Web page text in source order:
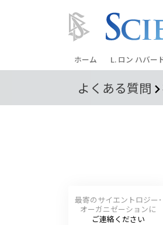
ホーム L. ロン ハバー
よくある質問
最寄のサイエントロジー･
オーガニゼーションに
ご連絡ください